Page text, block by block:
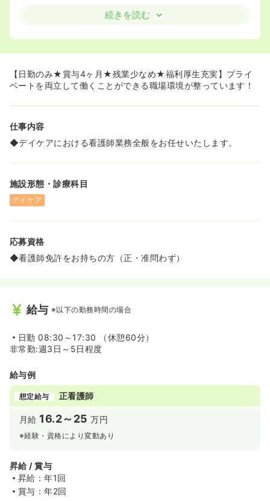
続きを読む
【日勤のみ★賞与4ヶ月★残業少なめ★福利厚生充実】プライ
ベートを両立して働くことができる職場環境が整っています！
仕事内容
◆デイケアにおける看護師業務全般をお任せいたします。
施設形態・診療科目
デイケア
応募資格
◆看護師免許をお持ちの方（正・准問わず）
給与 ※以下の勤務時間の場合
日勤 08:30～17:30 （休憩60分）
非常勤:週3日～5日程度
給与例
想定給与 正看護師
月給 16.2～25 万円
※経験・資格により変動あり
昇給 / 賞与
昇給：年1回
賞与：年2回